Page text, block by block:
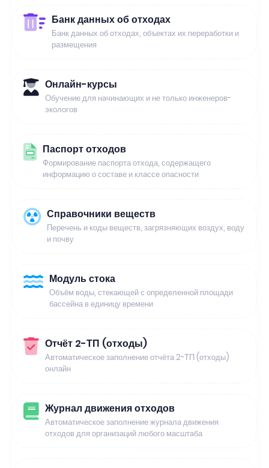
Банк данных об отходах
Банк данных об отходах, объектах их переработки и
размещения
Онлайн-курсы
Обучение для начинающих и не только инженеров-
экологов
Паспорт отходов
Формирование паспорта отхода, содержащего
информацию о составе и классе опасности
Справочники веществ
Перечень и коды веществ, загрязняющих воздух, воду
и почву
Модуль стока
Объём воды, стекающей с определенной площади
бассейна в единицу времени
Отчёт 2-ТП (отходы)
Автоматическое заполнение отчёта 2-ТП (отходы)
онлайн
Журнал движения отходов
Автоматическое заполнение журнала движения
отходов для организаций любого масштаба